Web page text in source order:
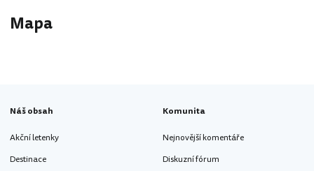
Mapa
Náš obsah
Akční letenky
Destinace
Komunita
Nejnovější komentáře
Diskuzní fórum